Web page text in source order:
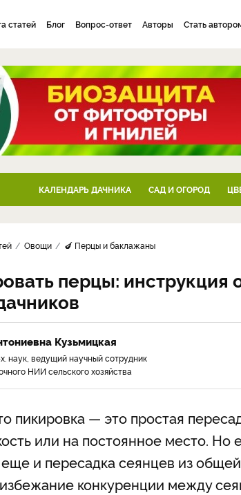
статей Блог Вопрос-ответ Авторы Стать
КАЛЕНДАРЬ ДАЧНИКА САД И ОГОРОД
Овощи 🍆 Перцы и баклажаны
перцы:
Кузьмицкая
наук, ведущий научный сотрудник
НИИ сельского хозяйства
пикировка — это простая
или на постоянное место. Но
и пересадка сеянцев из
конкуренции между